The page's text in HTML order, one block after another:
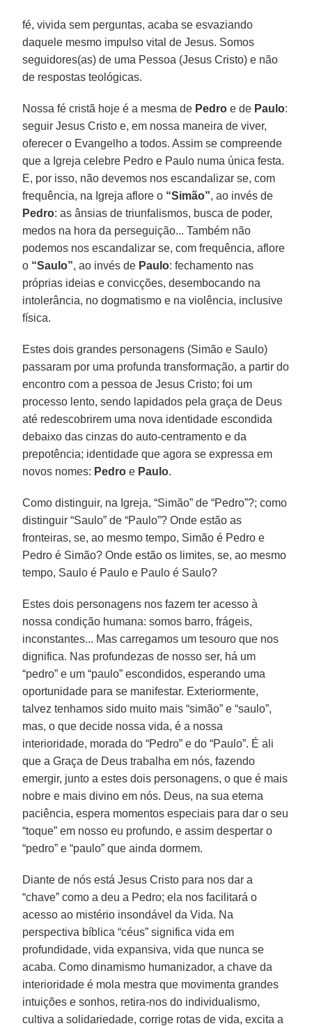
fé, vivida sem perguntas, acaba se esvaziando
daquele mesmo impulso vital de Jesus. Somos
seguidores(as) de uma Pessoa (Jesus Cristo) e não
de respostas teológicas.
Nossa fé cristã hoje é a mesma de Pedroe de Paulo:
seguir Jesus Cristo e, em nossa maneira de viver,
oferecer o Evangelho a todos. Assim se compreende
que a Igreja celebre Pedro e Paulo numa única festa.
E, por isso, não devemos nos escandalizar se, com
frequência, na Igreja aflore o “Simão”, ao invés de
Pedro: as ânsias de triunfalismos, busca de poder,
medos na hora da perseguição... Também não
podemos nos escandalizar se, com frequência, aflore
o “Saulo”, ao invés de Paulo: fechamento nas
próprias ideias e convicções, desembocando na
intolerância, no dogmatismo e na violência, inclusive
física.
Estes dois grandes personagens (Simão e Saulo)
passaram por uma profunda transformação, a partir do
encontro com a pessoa de Jesus Cristo; foi um
processo lento, sendo lapidados pela graça de Deus
até redescobrirem uma nova identidade escondida
debaixo das cinzas do auto-centramento e da
prepotência; identidade que agora se expressa em
novos nomes: Pedroe Paulo.
Como distinguir, na Igreja, “Simão” de “Pedro”?; como
distinguir “Saulo” de “Paulo”? Onde estão as
fronteiras, se, ao mesmo tempo, Simão é Pedro e
Pedro é Simão? Onde estão os limites, se, ao mesmo
tempo, Saulo é Paulo e Paulo é Saulo?
Estes dois personagens nos fazem ter acesso à
nossa condição humana: somos barro, frágeis,
inconstantes... Mas carregamos um tesouro que nos
dignifica. Nas profundezas de nosso ser, há um
“pedro” e um “paulo” escondidos, esperando uma
oportunidade para se manifestar. Exteriormente,
talvez tenhamos sido muito mais “simão” e “saulo”,
mas, o que decide nossa vida, é a nossa
interioridade, morada do “Pedro” e do “Paulo”. É ali
que a Graça de Deus trabalha em nós, fazendo
emergir, junto a estes dois personagens, o que é mais
nobre e mais divino em nós. Deus, na sua eterna
paciência, espera momentos especiais para dar o seu
“toque” em nosso eu profundo, e assim despertar o
“pedro” e “paulo” que ainda dormem.
Diante de nós está Jesus Cristo para nos dar a
“chave” como a deu a Pedro; ela nos facilitará o
acesso ao mistério insondável da Vida. Na
perspectiva bíblica “céus” significa vida em
profundidade, vida expansiva, vida que nunca se
acaba. Como dinamismo humanizador, a chave da
interioridade é mola mestra que movimenta grandes
intuições e sonhos, retira-nos do individualismo,
cultiva a solidariedade, corrige rotas de vida, excita a